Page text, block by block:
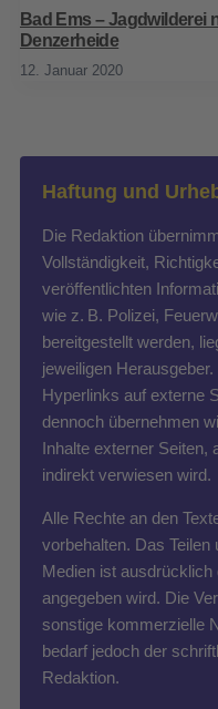
Bad Ems – Jagdwilderei
Denzerheide
12. Januar 2020
Haftung und
Die Redaktion
Vollständigkeit,
veröffentlichten
wie z. B. Polizei,
bereitgestellt werden,
jeweiligen
Hyperlinks auf externe
dennoch übernehmen
Inhalte externer Seiten,
indirekt verwiesen wird.
Alle Rechte an den
vorbehalten. Das
Medien ist ausdrücklich
angegeben wird. Die
sonstige kommerzielle
bedarf jedoch der
Redaktion.